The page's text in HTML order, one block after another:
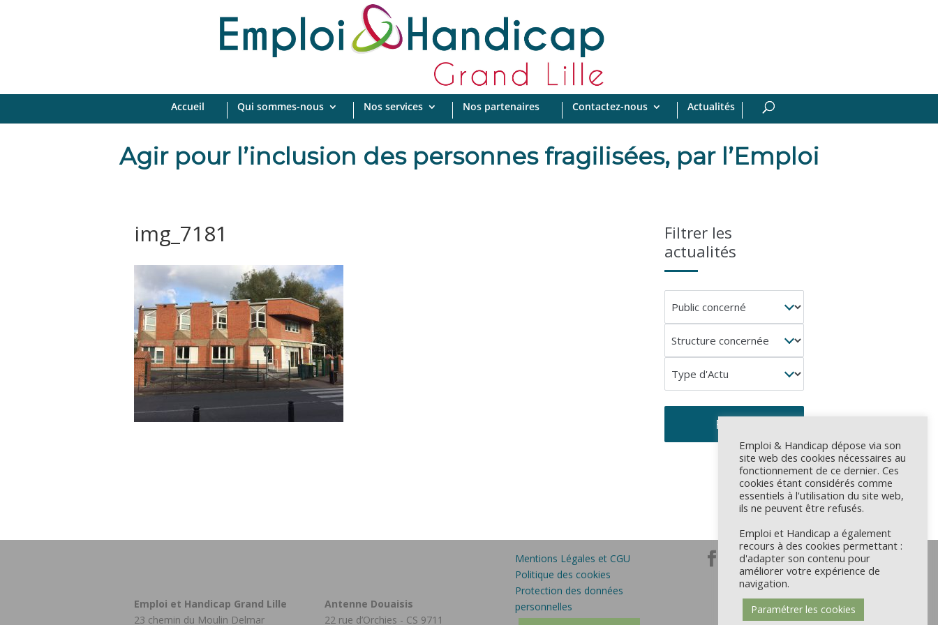
Accueil Qui sommes-nous Nos services Nos partenaires Contactez-nous Actualités
Agir pour l’inclusion des personnes fragilisées, par l’Emploi
img_7181
Filtrer les
actualités
concerné
concernée
d'Actu
Filtrer
Emploi et Handicap Grand Lille
23 chemin du Moulin Delmar
Antenne Douaisis
22 rue d’Orchies - CS 9711
Mentions Légales et CGU
Politique des cookies
Protection des données
personnelles
Emploi & Handicap dépose via son
site web des cookies nécessaires au
fonctionnement de ce dernier. Ces
cookies étant considérés comme
essentiels à l'utilisation du site web,
ils ne peuvent être refusés.
Emploi et Handicap a également
recours à des cookies permettant :
d'adapter son contenu pour
améliorer votre expérience de
navigation.
Paramétrer les cookies